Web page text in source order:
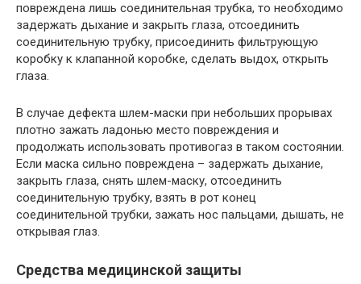
повреждена лишь соединительная трубка, то необходимо
задержать дыхание и закрыть глаза, отсоединить
соединительную трубку, присоединить фильтрующую
коробку к клапанной коробке, сделать выдох, открыть
глаза.
В случае дефекта шлем-маски при небольших прорывах
плотно зажать ладонью место повреждения и
продолжать использовать противогаз в таком состоянии.
Если маска сильно повреждена – задержать дыхание,
закрыть глаза, снять шлем-маску, отсоединить
соединительную трубку, взять в рот конец
соединительной трубки, зажать нос пальцами, дышать, не
открывая глаз.
Средства медицинской защиты